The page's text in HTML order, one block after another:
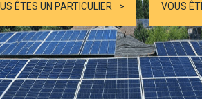
ÊTES UN PARTICULIER VOUS